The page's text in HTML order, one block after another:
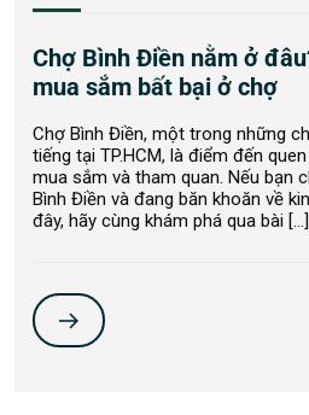
Chợ Bình Điền nằm ở
mua sắm bất bại ở chợ
Chợ Bình Điền, một trong những
tiếng tại TP.HCM, là điểm đến
mua sắm và tham quan. Nếu bạn
Bình Điền và đang băn khoăn về
đây, hãy cùng khám phá qua bài […]